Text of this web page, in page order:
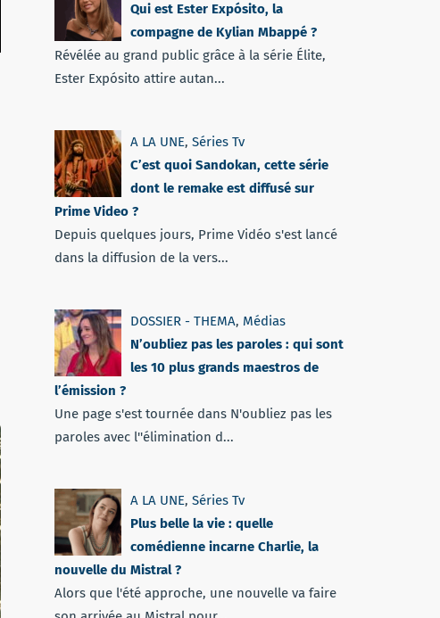
Qui est Ester Expósito, la
compagne de Kylian Mbappé ?
Révélée au grand public grâce à la série Élite,
Ester Expósito attire autan...
A LA UNE, Séries Tv
C’est quoi Sandokan, cette série
dont le remake est diffusé sur
Prime Video ?
Depuis quelques jours, Prime Vidéo s'est lancé
dans la diffusion de la vers...
DOSSIER - THEMA, Médias
N’oubliez pas les paroles : qui sont
les 10 plus grands maestros de
l’émission ?
Une page s'est tournée dans N'oubliez pas les
paroles avec l''élimination d...
A LA UNE, Séries Tv
Plus belle la vie : quelle
comédienne incarne Charlie, la
nouvelle du Mistral ?
Alors que l'été approche, une nouvelle va faire